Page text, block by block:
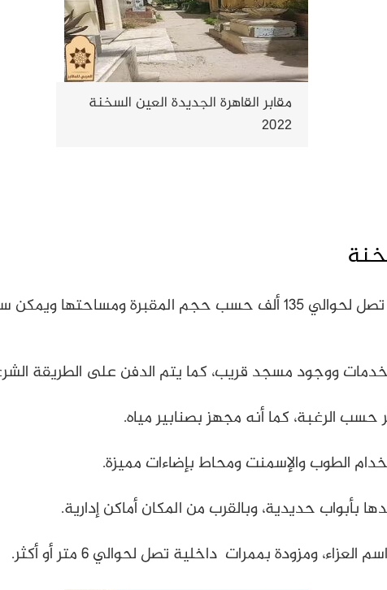
مقابر القاهرة الجديدة العين السخنة
2022
توجد أسعار مختلفة لمقابر العين السخنة تصل لحوالي 135 ألف حسب
ووجود مسجد قريب، كما يتم الدفن على الطريقة
الطوب والإسمنت ومحاط بإضاءات مميزة.
حديدية، وبالقرب من المكان أماكن إدارية.
ومزودة بممرات داخلية تصل لحوالي 6 متر أو أكثر.